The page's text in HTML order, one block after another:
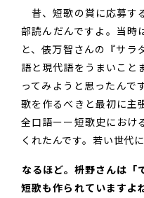
昔、短歌の賞に応募す
部読んだんですよ。当時
と、俵万智さんの『サラ
語と現代語をうまいこと
ってみようと思ったんで
歌を作るべきと最初に主
全口語ーー短歌史におけ
くれたんです。若い世代
――なるほど。枡野さんは
短歌も作られていますよ